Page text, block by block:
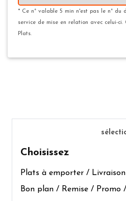
* Ce n° valable 5 min n'est pas le n° du
service de mise en relation avec celui-
Plats.
Choisissez
Plats à emporter / Livraison
Bon plan / Remise / Promo